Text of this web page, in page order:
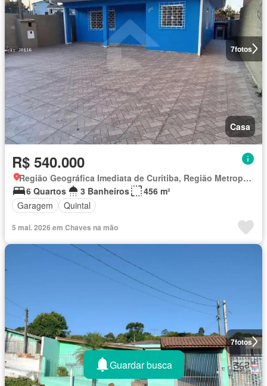
7fotos
Casa
R$ 540.000
Região Geográfica Imediata de Curitiba, Região Metropolitana de Curitiba
6 Quartos
3 Banheiros
456 m²
Garagem
Quintal
5 mai. 2026 em Chaves na mão
7fotos
Guardar busca